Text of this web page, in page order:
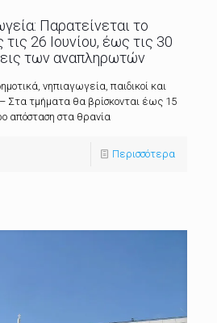
Παρατείνεται το
26 Ιουνίου, έως τις 30
των αναπληρωτών
νηπιαγωγεία, παιδικοί και
Στα τμήματα θα βρίσκονται έως 15
απόσταση στα θρανία
Περισσότερα